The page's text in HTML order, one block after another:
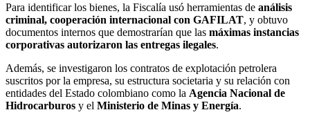
Para identificar los bienes, la Fiscalía usó herramientas de análisis
criminal, cooperación internacional con GAFILAT, y obtuvo
documentos internos que demostrarían que las máximas instancias
corporativas autorizaron las entregas ilegales.
Además, se investigaron los contratos de explotación petrolera
suscritos por la empresa, su estructura societaria y su relación con
entidades del Estado colombiano como la Agencia Nacional de
Hidrocarburos y el Ministerio de Minas y Energía.